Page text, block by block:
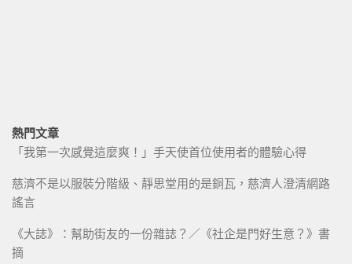
熱門文章
「我第一次感覺這麼爽！」手天使首位使用者的體驗心得
慈濟不是以服裝分階級、靜思堂用的是銅瓦，慈濟人澄清網路
謠言
《大誌》：幫助街友的一份雜誌？／《社企是門好生意？》書
摘